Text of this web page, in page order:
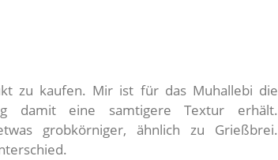
zu kaufen. Mir ist für das Muhallebi die
damit eine samtigere Textur erhält.
grobkörniger, ähnlich zu Grießbrei.